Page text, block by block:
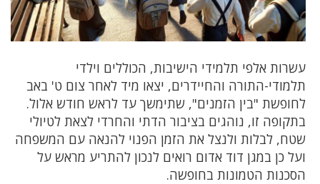
עשרות אלפי תלמידי הישיבות, הכוללים וילדי
תלמודי-התורה והחיידרים, יצאו מיד לאחר צום ט' באב
לחופשת "בין הזמנים", שתימשך עד לראש חודש אלול.
בתקופה זו, נוהגים בציבור הדתי והחרדי לצאת לטיולי
שטח, לבלות ולנצל את הזמן הפנוי להנאה עם המשפחה
ועל כן במגן דוד אדום רואים לנכון להתריע מראש על
הסכנות הטמונות בחופשה.